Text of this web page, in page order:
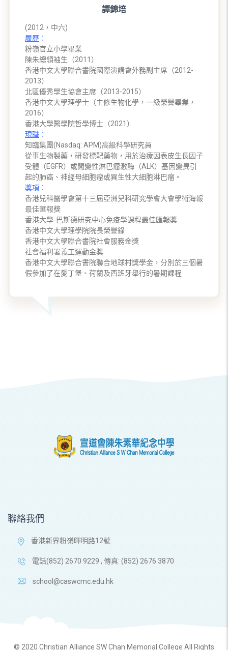
譚錦培
(2012，中六)
履歷 ︰
粉嶺官立小學畢業
陳朱總領袖生（2011）
香港中文大學聯合書院國際演講會外務副主席（2012-
2013）
北區優秀學生協會主席（2013-2015）
香港中文大學理學士（主修生物化學，一級榮譽畢業，
2016）
香港大學醫學院哲學博士（2021）
現職 ︰
知臨集團(Nasdaq: APM)高級科學研究員
從事生物製藥，研發標靶藥物，用於治療因表皮生長因子
受體（EGFR）或間變性淋巴瘤激酶（ALK）基因變異引
起的肺癌、神經母細胞瘤或異生性大細胞淋巴瘤。
獎項 ︰
香港兒科醫學會第十三屆亞洲兒科研究學會大會學術海報
最佳匯報獎
香港大學-巴斯德研究中心免疫學課程最佳匯報獎
香港中文大學理學院院長榮譽錄
香港中文大學聯合書院社會服務金獎
社會福利署義工運動金獎
香港中文大學聯合書院聯合地球村獎學金，分別於三個暑
假參加了在愛丁堡、荷蘭及西班牙舉行的暑期課程
聯絡我們
香港新界粉嶺暉明路12號
電話(852) 2670 9229 , 傳真: (852) 2676 3870
school@caswcmc.edu.hk
© 2020 Christian Alliance SW Chan Memorial College All Rights